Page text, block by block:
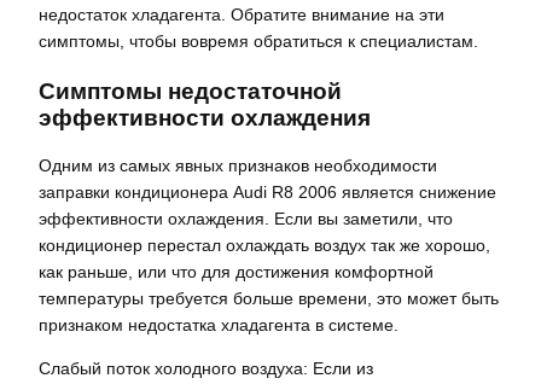
недостаток хладагента. Обратите внимание на эти
симптомы, чтобы вовремя обратиться к специалистам.
Симптомы недостаточной
эффективности охлаждения
Одним из самых явных признаков необходимости
заправки кондиционера Audi R8 2006 является снижение
эффективности охлаждения. Если вы заметили, что
кондиционер перестал охлаждать воздух так же хорошо,
как раньше, или что для достижения комфортной
температуры требуется больше времени, это может быть
признаком недостатка хладагента в системе.
Слабый поток холодного воздуха: Если из